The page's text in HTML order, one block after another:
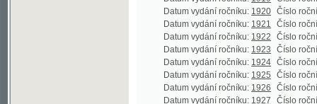
Datum vydání ročníku:1930 Číslo ročníku: 48
Datum vydání ročníku:
Číslo ročníku:
Datum vydání ročníku:1932 Číslo ročníku: 50
Datum vydání ročníku:1933 Číslo ročníku:51
Datum vydání ročníku:1934 Číslo ročníku:52
Datum vydání ročníku:1935 Číslo ročníku:53
Datum vydání ročníku:1936 Číslo ročníku:54
Datum vydání ročníku:1937 Číslo ročníku:55
Datum vydání ročníku:1938 Číslo ročníku:56